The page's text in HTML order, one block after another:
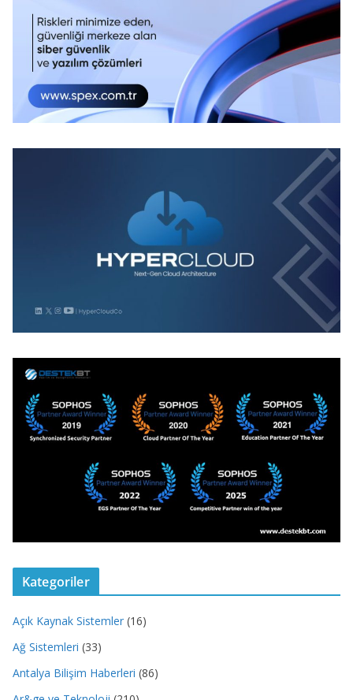
Kategoriler
Açık Kaynak Sistemler (16)
Ağ Sistemleri (33)
Antalya Bilişim Haberleri (86)